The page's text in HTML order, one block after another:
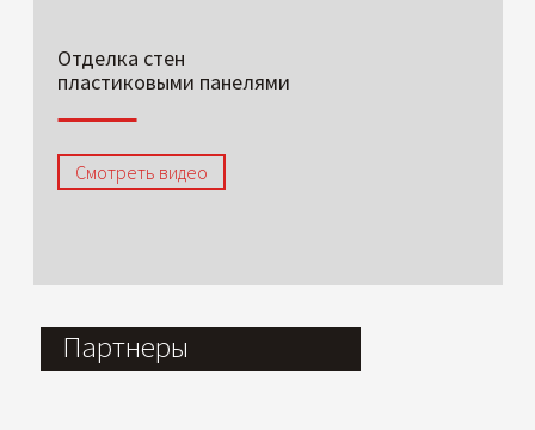
Отделка стен
пластиковыми панелями
Смотреть видео
Партнеры